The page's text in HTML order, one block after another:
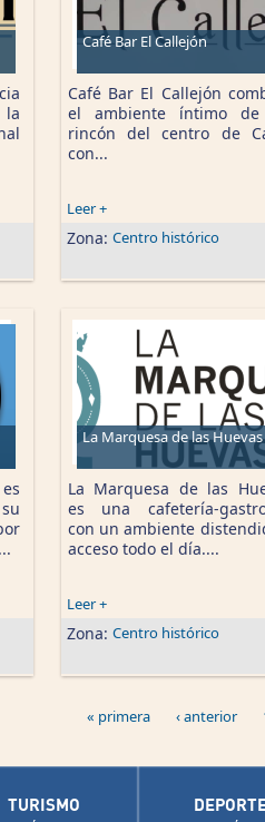
la
Café Bar El Callejón
Café Bar El Callejón
el ambiente íntimo
rincón del centro de
con...
Leer +
Zona: Centro histórico
La Marquesa de las Huevas
La Marquesa de las
es una cafetería-
con un ambiente
acceso todo el día....
Leer +
Zona: Centro histórico
« primera ‹ anterior
TURISMO